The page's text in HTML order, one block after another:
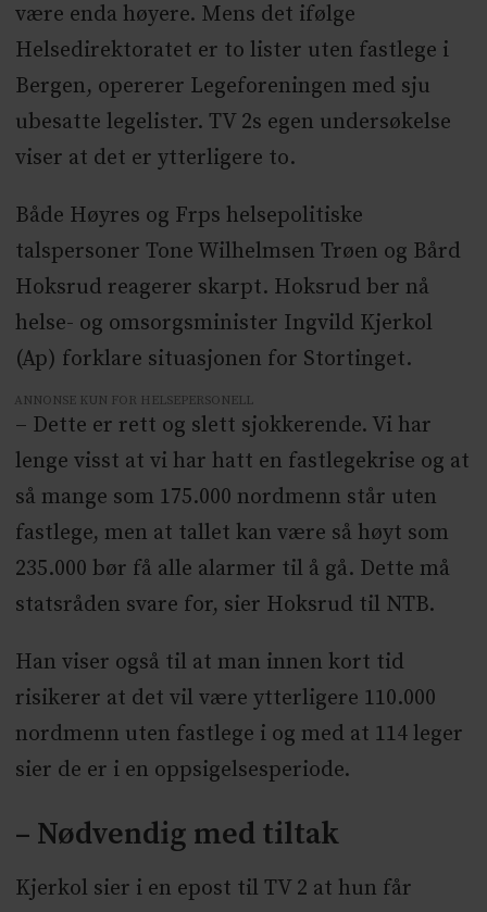
være enda høyere. Mens det ifølge
Helsedirektoratet er to lister uten fastlege i
Bergen, opererer Legeforeningen med sju
ubesatte legelister. TV 2s egen undersøkelse
viser at det er ytterligere to.
Både Høyres og Frps helsepolitiske
talspersoner Tone Wilhelmsen Trøen og Bård
Hoksrud reagerer skarpt. Hoksrud ber nå
helse- og omsorgsminister Ingvild Kjerkol
(Ap) forklare situasjonen for Stortinget.
ANNONSE KUN FOR HELSEPERSONELL
– Dette er rett og slett sjokkerende. Vi har
lenge visst at vi har hatt en fastlegekrise og at
så mange som 175.000 nordmenn står uten
fastlege, men at tallet kan være så høyt som
235.000 bør få alle alarmer til å gå. Dette må
statsråden svare for, sier Hoksrud til NTB.
Han viser også til at man innen kort tid
risikerer at det vil være ytterligere 110.000
nordmenn uten fastlege i og med at 114 leger
sier de er i en oppsigelsesperiode.
– Nødvendig med tiltak
Kjerkol sier i en epost til TV 2 at hun får